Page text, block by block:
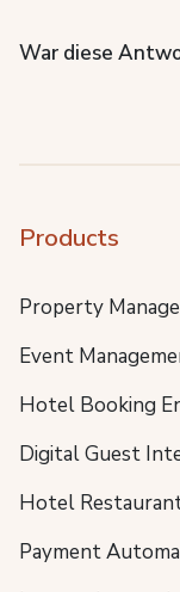
War diese
Products
Property
Event
Hotel Booking
Digital Guest
Hotel
Payment